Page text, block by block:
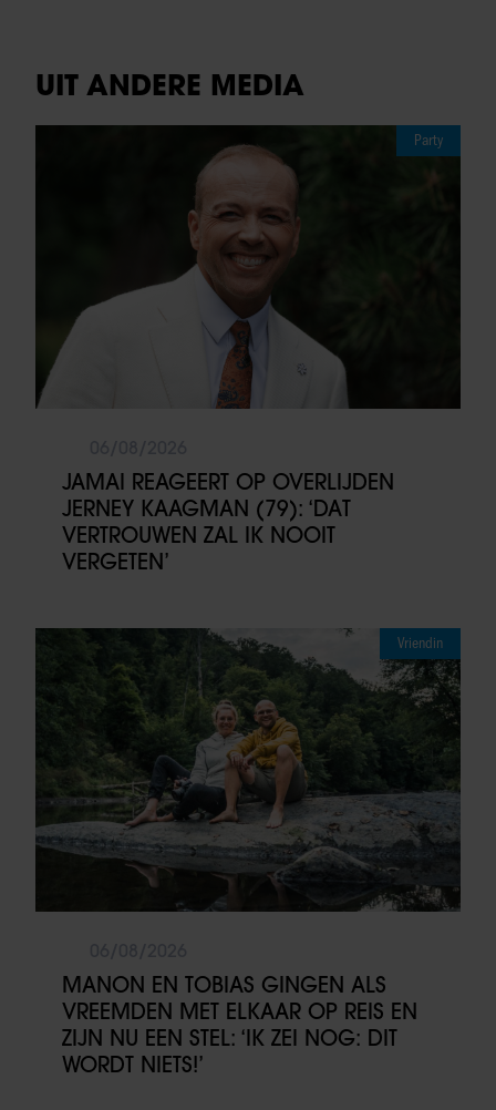
UIT ANDERE MEDIA
Party
JAMAI REAGEERT OP OVERLIJDEN
JERNEY KAAGMAN (79): ‘DAT
VERTROUWEN ZAL IK NOOIT
VERGETEN’
Vriendin
MANON EN TOBIAS GINGEN ALS
VREEMDEN MET ELKAAR OP REIS EN
ZIJN NU EEN STEL: ‘IK ZEI NOG: DIT
WORDT NIETS!’